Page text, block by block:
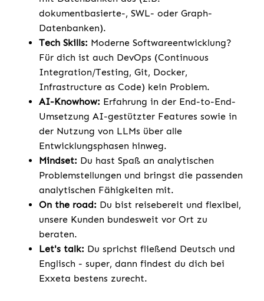
dokumentbasierte-, SWL- oder Graph-
Datenbanken).
Tech Skills: Moderne Softwareentwicklung?
Für dich ist auch DevOps (Continuous
Integration/Testing, Git, Docker,
Infrastructure as Code) kein Problem.
AI-Knowhow: Erfahrung in der End-to-End-
Umsetzung AI-gestützter Features sowie in
der Nutzung von LLMs über alle
Entwicklungsphasen hinweg.
Mindset: Du hast Spaß an analytischen
Problemstellungen und bringst die passenden
analytischen Fähigkeiten mit.
On the road: Du bist reisebereit und flexibel,
unsere Kunden bundesweit vor Ort zu
beraten.
Let's talk: Du sprichst fließend Deutsch und
Englisch - super, dann findest du dich bei
Exxeta bestens zurecht.